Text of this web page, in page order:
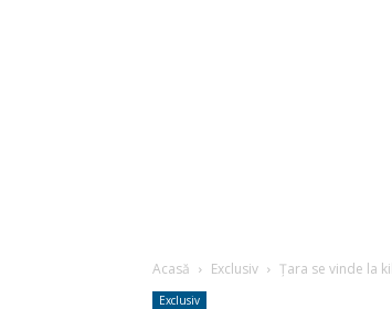
Acasă Exclusiv Țara se vinde la
Exclusiv